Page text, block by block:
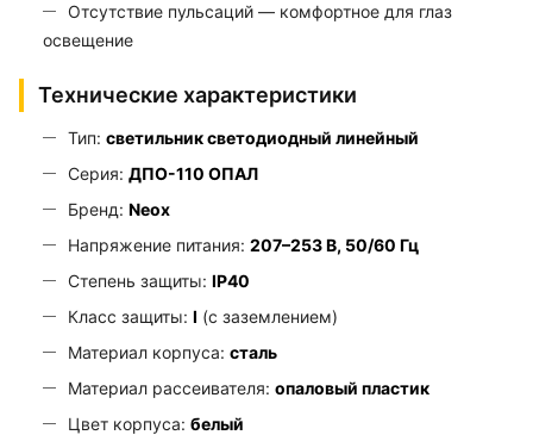
Отсутствие пульсаций — комфортное для глаз
освещение
Технические характеристики
Тип: светильник светодиодный линейный
Серия: ДПО-110 ОПАЛ
Бренд: Neox
Напряжение питания: 207–253 В, 50/60 Гц
Степень защиты: IP40
Класс защиты: I (с заземлением)
Материал корпуса: сталь
Материал рассеивателя: опаловый пластик
Цвет корпуса: белый